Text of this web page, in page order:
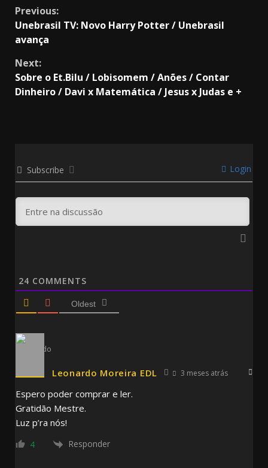
Continue
Reading
Previous:
Unebrasil TV: Novo Harry Potter / Unebrasil
avança
Next:
Sobre o Et.Bilu / Lobisomem / Anões / Contar
Dinheiro / Davi x Matemática / Jesus x Judas e +
Subscribe Login
24 COMMENTS
Oldest
Leonardo Moreira EDL 3 meses atrás
Espero poder comprar e ler.
Gratidão Mestre.
Luz p’ra nós!
4 Responder